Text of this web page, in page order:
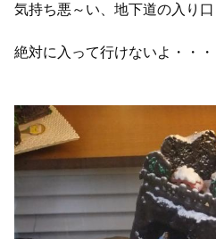
気持ち悪～い、地下道の入り口
絶対に入って行けないよ・・・